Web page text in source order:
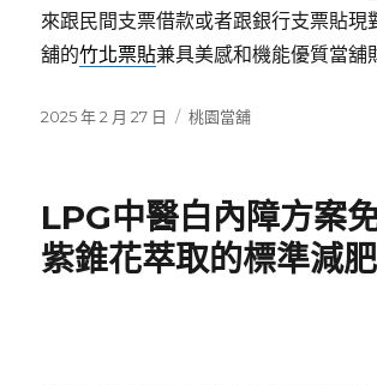
來跟民間支票借款或者跟銀行支票貼現
舖的竹北票貼兼具美感和機能優質當舖
發
2025 年 2 月 27 日
分
桃園當舖
LPG中醫白內障方案
紫錐花萃取的標準減